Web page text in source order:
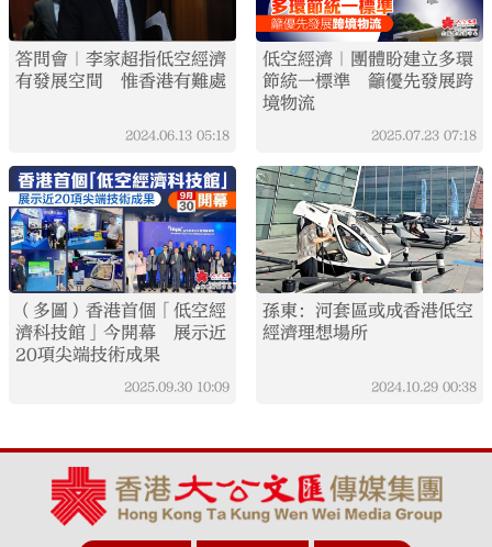
答問會｜李家超指低空經濟
有發展空間 惟香港有難處
2024.06.13 05:18
低空經濟｜團體盼建立多環
節統一標準 籲優先發展跨
境物流
2025.07.23 07:18
（多圖）香港首個「低空經
濟科技館」今開幕 展示近
20項尖端技術成果
2025.09.30 10:09
孫東：河套區或成香港低空
經濟理想場所
2024.10.29 00:38